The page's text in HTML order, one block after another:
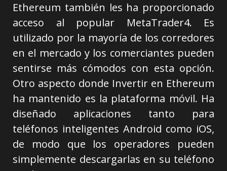
Ethereum también les ha proporcionado
acceso al popular MetaTrader4. Es
utilizado por la mayoría de los corredores
en el mercado y los comerciantes pueden
sentirse más cómodos con esta opción.
Otro aspecto donde Invertir en Ethereum
ha mantenido es la plataforma móvil. Ha
diseñado aplicaciones tanto para
teléfonos inteligentes Android como iOS,
de modo que los operadores pueden
simplemente descargarlas en su teléfono